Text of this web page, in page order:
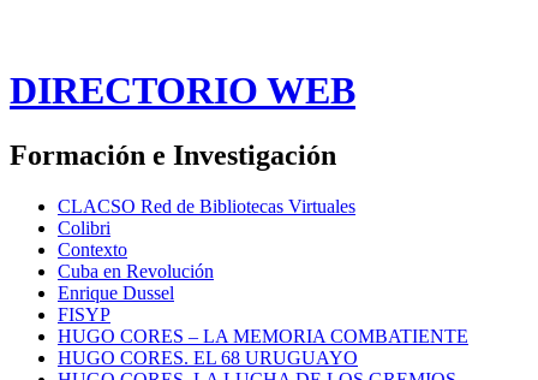
DIRECTORIO WEB
Formación e Investigación
CLACSO Red de Bibliotecas Virtuales
Colibri
Contexto
Cuba en Revolución
Enrique Dussel
FISYP
HUGO CORES – LA MEMORIA COMBATIENTE
HUGO CORES. EL 68 URUGUAYO